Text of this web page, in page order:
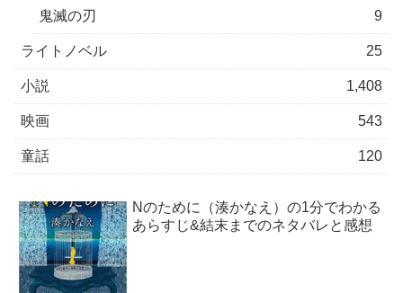
鬼滅の刃 9
ライトノベル 25
小説 1,408
映画 543
童話 120
Nのために（湊かなえ）の1分でわかる
あらすじ&結末までのネタバレと感想